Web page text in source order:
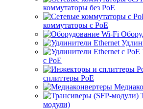
коммутаторы без PoE
коммутаторы с PoE
с PoE
сплиттеры PoE
модули)